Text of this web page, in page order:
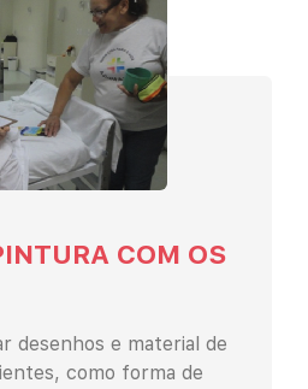
COM OS
desenhos e material de
como forma de